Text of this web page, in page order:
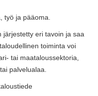
työ ja pääoma.
järjestetty eri tavoin ja saa
toiminta voi
tai maataloussektoria,
palvelualaa.